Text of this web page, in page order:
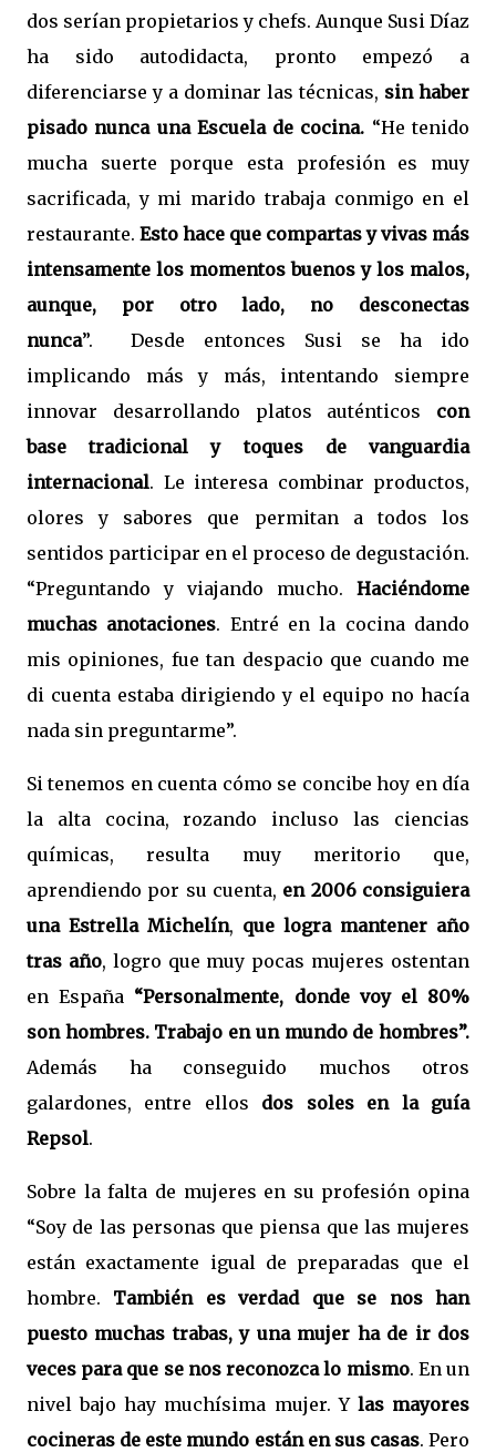
dos serían propietarios y chefs. Aunque Susi Díaz
ha sido autodidacta, pronto empezó a
diferenciarse y a dominar las técnicas, sin haber
pisado nunca una Escuela de cocina. “He tenido
mucha suerte porque esta profesión es muy
sacrificada, y mi marido trabaja conmigo en el
restaurante. Esto hace que compartas y vivas más
intensamente los momentos buenos y los malos,
aunque, por otro lado, no desconectas
nunca”.
Desde entonces Susi se ha ido
implicando más y más, intentando siempre
innovar desarrollando platos auténticos con
base tradicional y toques de vanguardia
internacional. Le interesa combinar productos,
olores y sabores que permitan a todos los
sentidos participar en el proceso de degustación.
“Preguntando y viajando mucho. Haciéndome
muchas anotaciones. Entré en la cocina dando
mis opiniones, fue tan despacio que cuando me
di cuenta estaba dirigiendo y el equipo no hacía
nada sin preguntarme”.
Si tenemos en cuenta cómo se concibe hoy en día
la alta cocina, rozando incluso las ciencias
químicas, resulta muy meritorio que,
aprendiendo por su cuenta, en 2006 consiguiera
una Estrella Michelín, que logra mantener año
tras año, logro que muy pocas mujeres ostentan
en España “Personalmente, donde voy el 80%
son hombres. Trabajo en un mundo de hombres”.
Además ha conseguido muchos otros
galardones, entre ellos dos soles en la guía
Repsol.
Sobre la falta de mujeres en su profesión opina
“Soy de las personas que piensa que las mujeres
están exactamente igual de preparadas que el
hombre. También es verdad que se nos han
puesto muchas trabas, y una mujer ha de ir dos
veces para que se nos reconozca lo mismo. En un
nivel bajo hay muchísima mujer. Y las mayores
cocineras de este mundo están en sus casas. Pero